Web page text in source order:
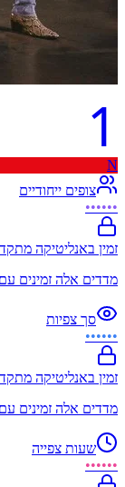
1
N
צופים ייחודיים
••••••
זמין באנליטיקה
מדדים אלה זמינים
סך צפיות
••••••
זמין באנליטיקה
מדדים אלה זמינים
שעות צפייה
••••••